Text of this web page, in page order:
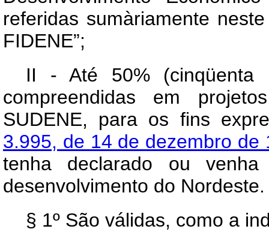
referidas sumàriamente
FIDENE”;
II - Até 50% (cinqüenta
compreendidas em
SUDENE, para os fins
3.995, de 14 de dezembro de
tenha declarado ou
desenvolvimento do Nordeste.
§ 1º São válidas, como a